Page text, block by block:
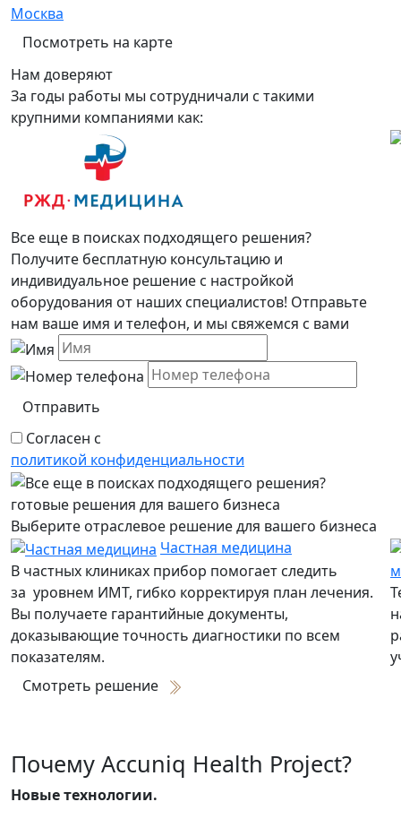
Москва
Посмотреть на карте
Нам доверяют
За годы работы мы сотрудничали с такими
крупними компаниями как:
Все еще в поисках подходящего решения?
Получите бесплатную консультацию и
индивидуальное решение с настройкой
оборудования от наших специалистов! Отправьте
нам ваше имя и телефон, и мы свяжемся с вами
Отправить
Согласен с
политикой конфиденциальности
готовые решения для вашего бизнеса
Выберите отраслевое решение для вашего бизнеса
Частная медицина
В частных клиниках прибор помогает следить
за уровнем ИМТ, гибко корректируя план лечения.
Вы получаете гарантийные документы,
доказывающие точность диагностики по всем
показателям.
Смотреть решение
Почему Accuniq Health Project?
Новые технологии.